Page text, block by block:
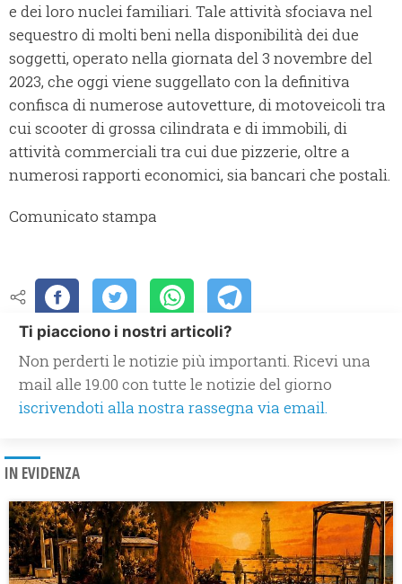
e dei loro nuclei familiari. Tale attività sfociava nel
sequestro di molti beni nella disponibilità dei due
soggetti, operato nella giornata del 3 novembre del
2023, che oggi viene suggellato con la definitiva
confisca di numerose autovetture, di motoveicoli tra
cui scooter di grossa cilindrata e di immobili, di
attività commerciali tra cui due pizzerie, oltre a
numerosi rapporti economici, sia bancari che postali.
Comunicato stampa
Ti piacciono i nostri articoli?
Non perderti le notizie più importanti. Ricevi una
mail alle 19.00 con tutte le notizie del giorno
iscrivendoti alla nostra rassegna via email.
IN EVIDENZA